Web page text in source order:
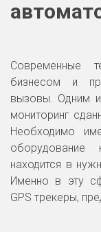
Современные
бизнесом и
вызовы. Одним
мониторинг
Необходимо
оборудование
находится в
Именно в эту
GPS трекеры,